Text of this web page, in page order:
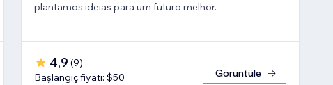
plantamos ideias para um futuro melhor.
4,9 (9)
Başlangıç fiyatı: $50
Görüntüle